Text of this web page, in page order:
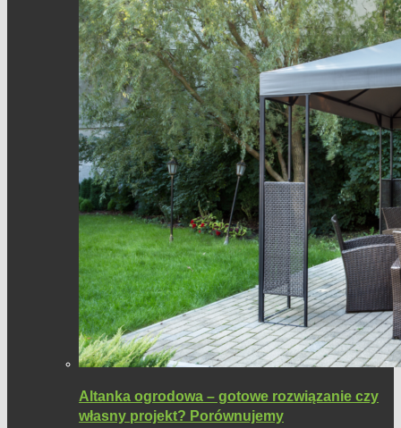
Altanka ogrodowa – gotowe rozwiązanie czy
własny projekt? Porównujemy